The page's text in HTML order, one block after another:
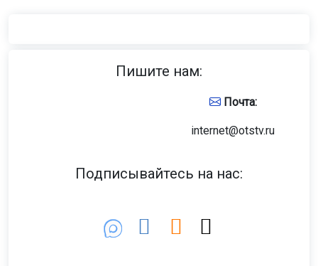
Пишите нам:
Почта:
internet@otstv.ru
Подписывайтесь на нас: